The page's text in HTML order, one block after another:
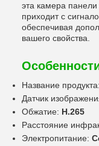
эта камера
приходит с
обеспечивая
вашего свойства.
Название продукта:
Датчик
Обжатие: H.265
Расстояние
Электропитание: